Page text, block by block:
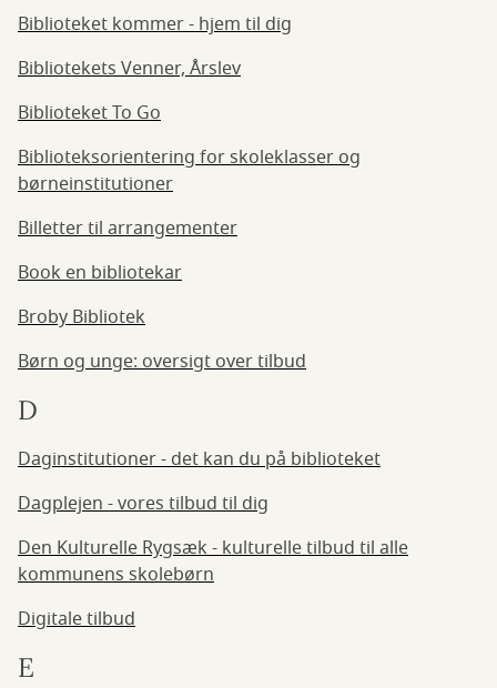
Biblioteket kommer - hjem til dig
Bibliotekets Venner, Årslev
Biblioteket To Go
Biblioteksorientering for skoleklasser og
børneinstitutioner
Billetter til arrangementer
Book en bibliotekar
Broby Bibliotek
Børn og unge: oversigt over tilbud
D
Daginstitutioner - det kan du på biblioteket
Dagplejen - vores tilbud til dig
Den Kulturelle Rygsæk - kulturelle tilbud til alle
kommunens skolebørn
Digitale tilbud
E